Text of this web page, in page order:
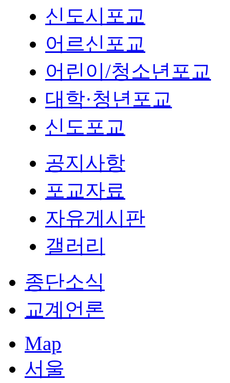
신도시포교
어르신포교
어린이/청소년포교
대학·청년포교
신도포교
공지사항
포교자료
자유게시판
갤러리
종단소식
교계언론
Map
서울